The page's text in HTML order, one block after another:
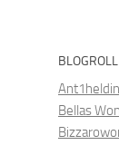
BLOGROLL
Ant1heldin
Bellas